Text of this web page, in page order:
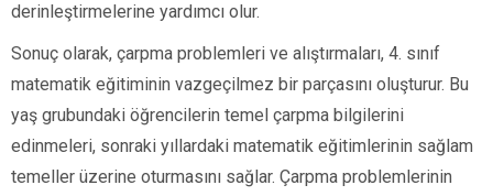
derinleştirmelerine yardımcı olur.
Sonuç olarak, çarpma problemleri ve alıştırmaları, 4. sınıf
matematik eğitiminin vazgeçilmez bir parçasını oluşturur. Bu
yaş grubundaki öğrencilerin temel çarpma bilgilerini
edinmeleri, sonraki yıllardaki matematik eğitimlerinin sağlam
temeller üzerine oturmasını sağlar. Çarpma problemlerinin